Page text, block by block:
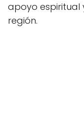
apoyo espiritual
región.